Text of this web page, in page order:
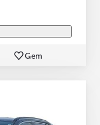
Gem